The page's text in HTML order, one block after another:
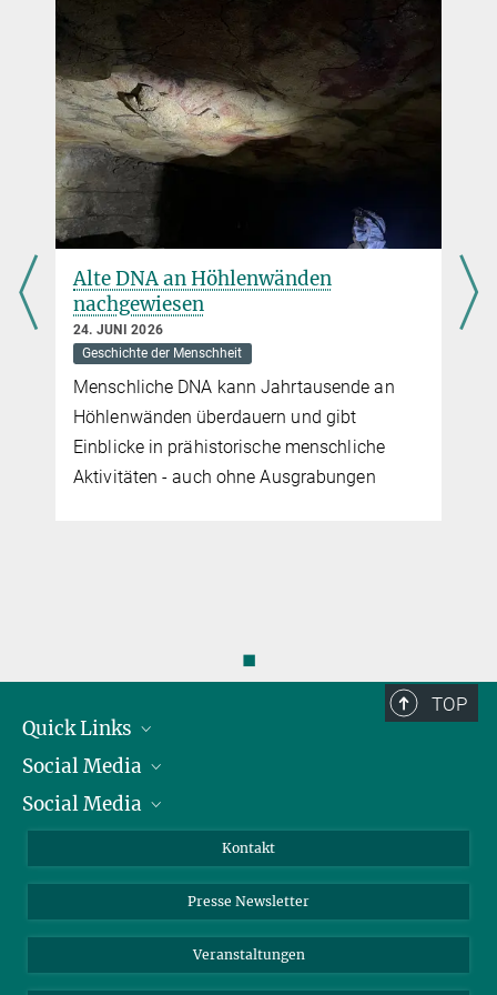
Alte DNA an Höhlenwänden
nachgewiesen
24. JUNI 2026
Geschichte der Menschheit
Menschliche DNA kann Jahrtausende an
Höhlenwänden überdauern und gibt
Einblicke in prähistorische menschliche
Aktivitäten - auch ohne Ausgrabungen
◼
TOP
Quick Links
Präsident
Zahlen und Fakten
Meldestelle Fehlverhalten
Social Media
Bluesky
Social Media
YouTube
Kontakt
Presse Newsletter
Veranstaltungen